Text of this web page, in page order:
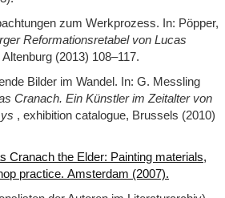
zum Werkprozess. In: Pöpper,
Reformationsretabel von Lucas
Altenburg (2013) 108‒117.
Bilder im Wandel. In: G. Messling
Cranach. Ein Künstler im Zeitalter von
, exhibition catalogue, Brussels (2010)
Cranach the Elder: Painting materials,
practice. Amsterdam (2007).